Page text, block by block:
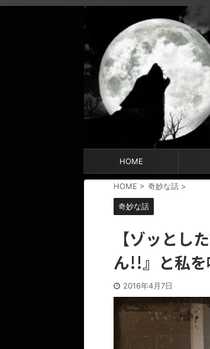
HOME
HOME > 奇妙な話 >
奇妙な話
【ゾッと
ん!!』と私を
2016年4月7日